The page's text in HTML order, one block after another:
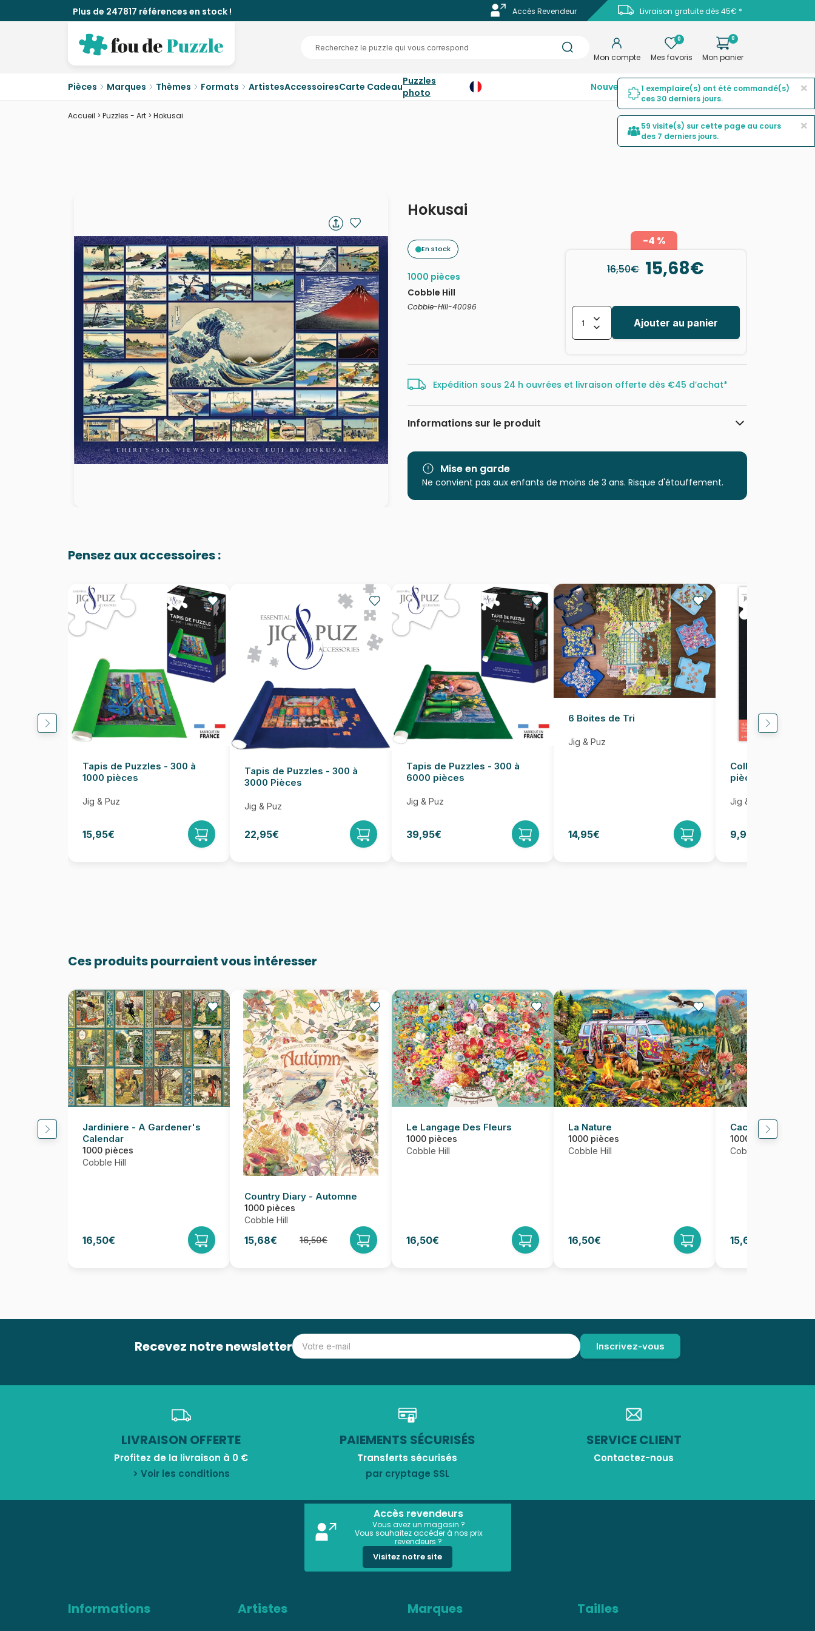
Plus de 247817 références en stock ! Livraison gratuite dès 45€ *
Accès Revendeur
Mon compte
0
Mes favoris
0
Mon panier
Pièces Marques Thèmes Formats ArtistesAccessoiresCarte CadeauPuzzles
photo
Nouveautés Top ventesPromotions
Accueil > Puzzles - Art > Hokusai
Hokusai
En stock
1000 pièces
Cobble Hill
Cobble-Hill-40096
-4 %
16,50€ 15,68€
Ajouter au panier
Expédition sous 24 h ouvrées et livraison offerte dès €45 d’achat*
Informations sur le produit
Catégorie
Age
Puzzle pour Adultes (500 à 48.000
pièces)
Dimensions
68 x 49 cm
Mise en garde
Ne convient pas aux enfants de moins de 3 ans. Risque d'étouffement.
Pensez aux accessoires :
Tapis de Puzzles - 300 à
1000 pièces
Jig & Puz
15,95€
Tapis de Puzzles - 300 à
3000 Pièces
Jig & Puz
22,95€
Tapis de Puzzles - 300 à
6000 pièces
Jig & Puz
39,95€
6 Boites de Tri
Jig & Puz
14,95€
Colle pour Puzzle
pièces
Jig & Puz
9,95€
Ces produits pourraient vous intéresser
Jardiniere - A Gardener's
Calendar
1000 pièces
Cobble Hill
16,50€
Country Diary - Automne
1000 pièces
Cobble Hill
15,68€ 16,50€
Le Langage Des Fleurs
1000 pièces
Cobble Hill
16,50€
La Nature
1000 pièces
Cobble Hill
16,50€
Cactus Garden
1000 pièces
Cobble Hill
15,68€
Recevez notre newsletter
LIVRAISON OFFERTE
Profitez de la livraison à 0 €
> Voir les conditions
PAIEMENTS SÉCURISÉS
Transferts sécurisés
par cryptage SSL
SERVICE CLIENT
Contactez-nous
Accès revendeurs
Vous avez un magasin ?
Vous souhaitez accéder à nos prix
revendeurs ?
Visitez notre site
Informations Artistes Marques Tailles
×
1 exemplaire(s) ont été commandé(s)
ces 30 derniers jours.
×
59 visite(s) sur cette page au cours
des 7 derniers jours.